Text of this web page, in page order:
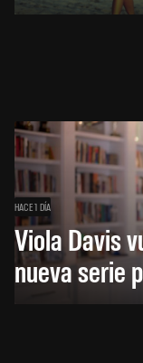
HACE 1 DÍA
Viola Davis
nueva serie